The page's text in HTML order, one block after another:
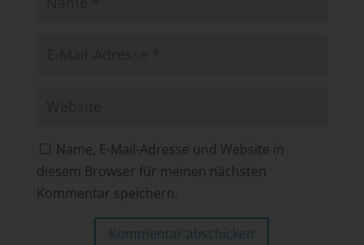
Name, E-Mail-Adresse und Website in
diesem Browser für meinen nächsten
Kommentar speichern.
Kommentar abschicken